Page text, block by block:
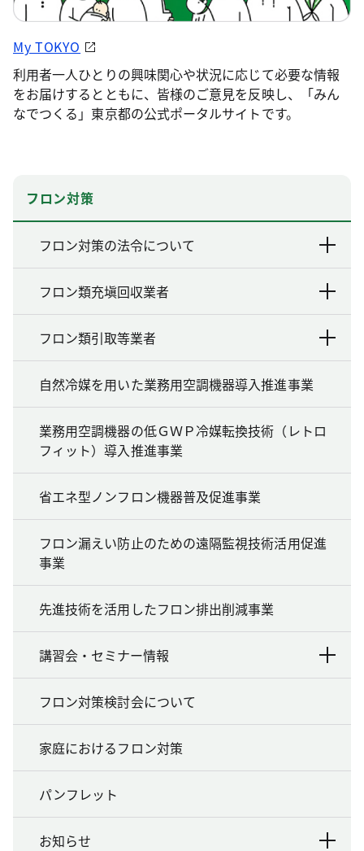
My TOKYO
利用者一人ひとりの興味関心や状況に応じて必要な情報
をお届けするとともに、皆様のご意見を反映し、「みん
なでつくる」東京都の公式ポータルサイトです。
フロン対策
フロン対策の法令について
フロン類充塡回収業者
フロン類引取等業者
自然冷媒を用いた業務用空調機器導入推進事業
業務用空調機器の低ＧＷＰ冷媒転換技術（レトロ
フィット）導入推進事業
省エネ型ノンフロン機器普及促進事業
フロン漏えい防止のための遠隔監視技術活用促進
事業
先進技術を活用したフロン排出削減事業
講習会・セミナー情報
フロン対策検討会について
家庭におけるフロン対策
パンフレット
お知らせ